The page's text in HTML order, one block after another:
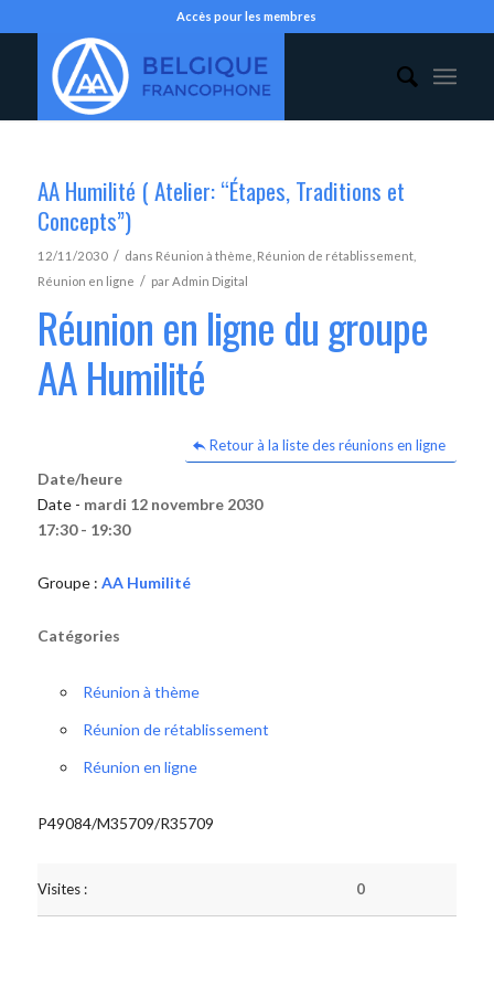
Accès pour les membres
AA Humilité ( Atelier: “Étapes, Traditions et
Concepts”)
12/11/2030 / dans Réunion à thème Réunion de rétablissement,
Réunion en ligne / parAdmin Digital
Réunion en ligne du groupe
AA Humilité
Retour à la liste des réunions en ligne
Date/heure
Date - mardi 12 novembre 2030
17:30 - 19:30
Groupe : AA Humilité
Catégories
Réunion à thème
Réunion de rétablissement
Réunion en ligne
P49084/M35709/R35709
Visites : 0